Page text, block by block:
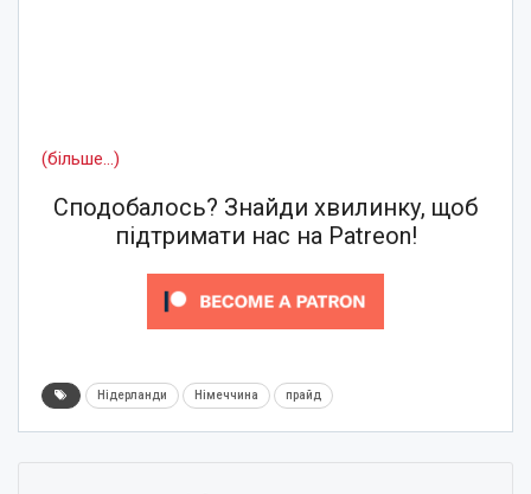
(більше…)
Сподобалось? Знайди хвилинку, щоб
підтримати нас на Patreon!
Нідерланди Німеччина прайд